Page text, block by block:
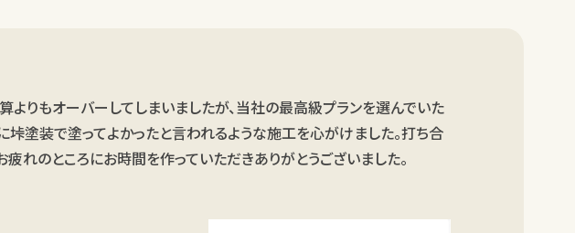
よりもオーバーしてしまいましたが、当社の最高級プランを選んでいた
垰塗装で塗ってよかったと言われるような施工を心がけました。打ち合
れのところにお時間を作っていただきありがとうございました。